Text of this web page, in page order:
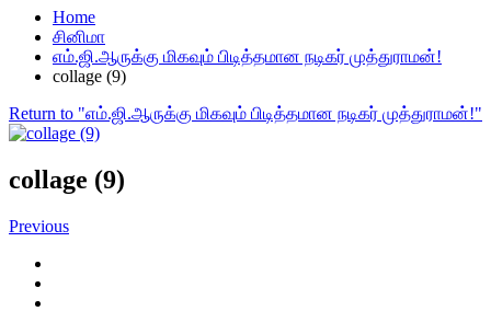
Home
சினிமா
எம்.ஜி.ஆருக்கு மிகவும் பிடித்தமான நடிகர் முத்துராமன்!
collage (9)
Return to "எம்.ஜி.ஆருக்கு மிகவும் பிடித்தமான நடிகர் முத்துராமன்!"
collage (9)
Previous